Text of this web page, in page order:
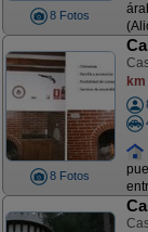
8 Fotos
8 Fotos
km